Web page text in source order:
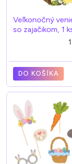
Veľkonočný
so zajačikom, 1
DO KOŠÍKA